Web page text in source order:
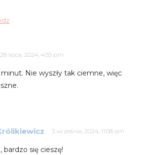
28 lipca, 2024, 4:55 pm
minut. Nie wyszły tak ciemne, więc
3 września, 2024, 11:08 am
bardzo się cieszę!